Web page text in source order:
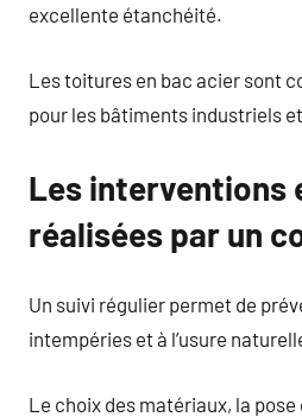
excellente étanchéité.
Les toitures en bac acier sont
pour les bâtiments industriels
Les interventions
réalisées par un
Un suivi régulier permet de
intempéries et à l’usure
Le choix des matériaux, la